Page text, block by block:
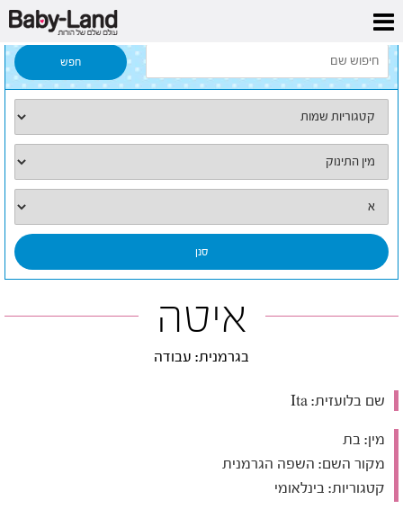
דף הבית
איטה
בגרמנית: עבודה
שם בלועזית:
מין: בת
מקור השם: השפה הגרמנית
קטגוריות: בינלאומי